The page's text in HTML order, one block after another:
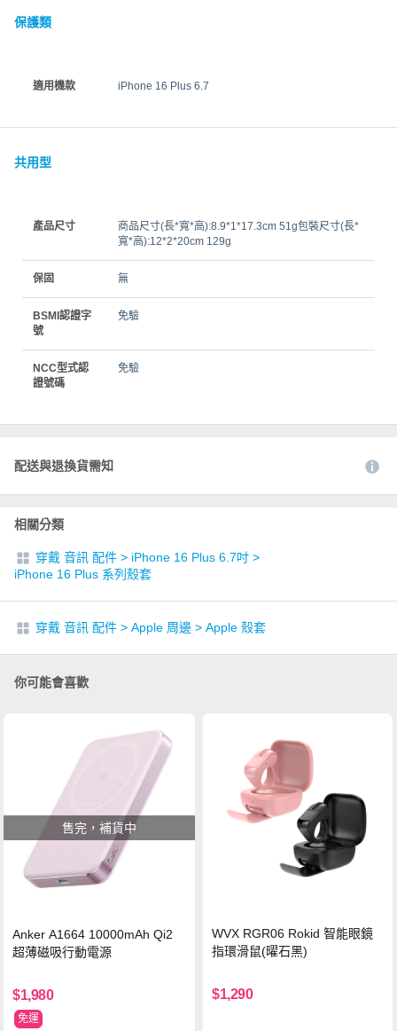
保護類
適用機款 iPhone 16 Plus 6.7
共用型
產品尺寸
商品尺寸(長*寬*高):8.9*1*17.3cm 51g包裝尺寸(長*
寬*高):12*2*20cm 129g
保固 無
BSMI認證字
號
免驗
NCC型式認
證號碼
免驗
配送與退換貨需知
相關分類
穿戴 音訊 配件 > iPhone 16 Plus 6.7吋 >
iPhone 16 Plus 系列殼套
穿戴 音訊 配件 > Apple 周邊 > Apple 殼套
你可能會喜歡
售完，補貨中
Anker A1664 10000mAh Qi2
超薄磁吸行動電源
$1,980
免運
WVX RGR06 Rokid 智能眼鏡
指環滑鼠(曜石黑)
$1,290